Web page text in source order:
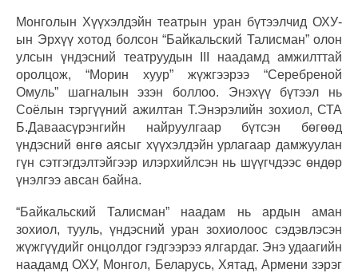
Монголын Хүүхэлдэйн театрын уран бүтээлчид ОХУ-
ын Эрхүү хотод болсон “Байкальский Талисман” олон
улсын үндэсний театруудын III наадамд амжилттай
оролцож, “Морин хуур” жүжгээрээ “Серебреной
Омуль” шагналын эзэн боллоо. Энэхүү бүтээл нь
Соёлын тэргүүний ажилтан Т.Энэрэлийн зохиол, СТА
Б.Даваасүрэнгийн найруулгаар бүтсэн бөгөөд
үндэсний өнгө аясыг хүүхэлдэйн урлагаар дамжуулан
гүн сэтгэгдэлтэйгээр илэрхийлсэн нь шүүгчдээс өндөр
үнэлгээ авсан байна.
“Байкальский Талисман” наадам нь ардын аман
зохиол, тууль, үндэсний уран зохиолоос сэдэвлэсэн
жүжгүүдийг онцолдог гэдгээрээ ялгардаг. Энэ удаагийн
наадамд ОХУ, Монгол, Беларусь, Хятад, Армени зэрэг